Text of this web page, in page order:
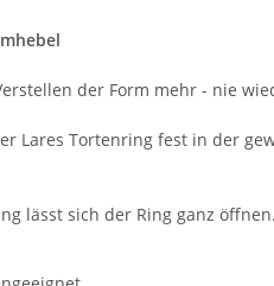
der Form mehr - nie
Lares Tortenring fest in der
lässt sich der Ring ganz öffnen.